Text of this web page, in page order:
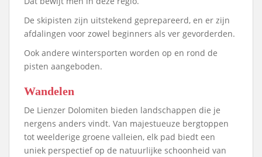
De skipisten zijn uitstekend geprepareerd, en er zijn
afdalingen voor zowel beginners als ver gevorderden.
Ook andere wintersporten worden op en rond de
pisten aangeboden.
Wandelen
De Lienzer Dolomiten bieden landschappen die je
nergens anders vindt. Van majestueuze bergtoppen
tot weelderige groene valleien, elk pad biedt een
uniek perspectief op de natuurlijke schoonheid van